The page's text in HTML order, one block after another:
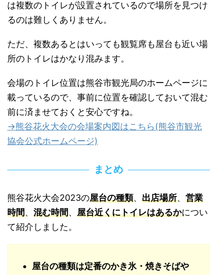
は複数のトイレが設置されているので場所を見つけ
るのは難しくありません。
ただ、複数あるとはいっても観覧席も屋台も近い場
所のトイレはかなり混みます。
会場のトイレ位置は熊谷市観光局のホームページに
載っているので、事前に位置を確認しておいて混む
前に済ませておくと安心ですね。
→熊谷花火大会の会場案内図はこちら(熊谷市観光
協会公式ホームページ)
まとめ
熊谷花火大会2023の屋台の種類、 出店場所、 営業
時間、 混む時間、 屋台近くにトイレはあるかについ
て紹介しました。
屋台の種類は定番のかき氷・焼きそばや